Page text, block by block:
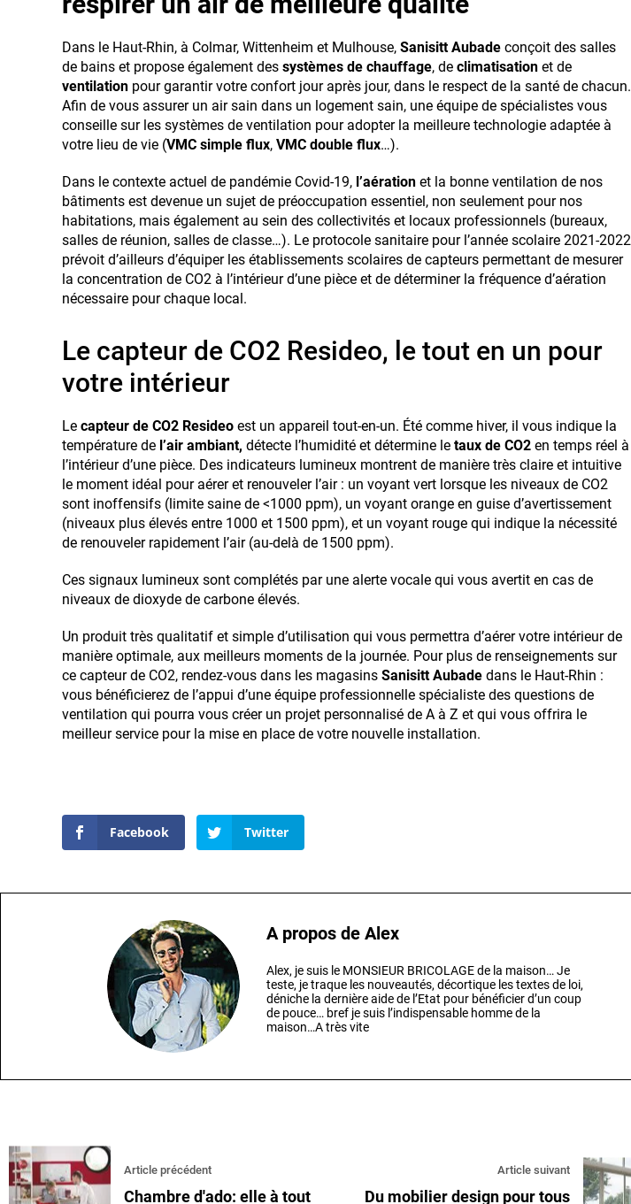
Dans le Haut-Rhin, à Colmar, Wittenheim et Mulhouse, Sanisitt Aubade conçoit des salles
de bains et propose également des systèmes de chauffage, de climatisation et de
ventilation pour garantir votre confort jour après jour, dans le respect de la santé de chacun.
Afin de vous assurer un air sain dans un logement sain, une équipe de spécialistes vous
conseille sur les systèmes de ventilation pour adopter la meilleure technologie adaptée à
votre lieu de vie (VMC simple flux, VMC double flux…).
Dans le contexte actuel de pandémie Covid-19, l’aération et la bonne ventilation de nos
bâtiments est devenue un sujet de préoccupation essentiel, non seulement pour nos
habitations, mais également au sein des collectivités et locaux professionnels (bureaux,
salles de réunion, salles de classe…). Le protocole sanitaire pour l’année scolaire 2021-2022
prévoit d’ailleurs d’équiper les établissements scolaires de capteurs permettant de mesurer
la concentration de CO2 à l’intérieur d’une pièce et de déterminer la fréquence d’aération
nécessaire pour chaque local.
Le capteur de CO2 Resideo, le tout en un pour
votre intérieur
Le capteur de CO2 Resideo est un appareil tout-en-un. Été comme hiver, il vous indique la
température de l’air ambiant, détecte l’humidité et détermine le taux de CO2 en temps réel à
l’intérieur d’une pièce. Des indicateurs lumineux montrent de manière très claire et intuitive
le moment idéal pour aérer et renouveler l’air : un voyant vert lorsque les niveaux de CO2
sont inoffensifs (limite saine de <1000 ppm), un voyant orange en guise d’avertissement
(niveaux plus élevés entre 1000 et 1500 ppm), et un voyant rouge qui indique la nécessité
de renouveler rapidement l’air (au-delà de 1500 ppm).
Ces signaux lumineux sont complétés par une alerte vocale qui vous avertit en cas de
niveaux de dioxyde de carbone élevés.
Un produit très qualitatif et simple d’utilisation qui vous permettra d’aérer votre intérieur de
manière optimale, aux meilleurs moments de la journée. Pour plus de renseignements sur
ce capteur de CO2, rendez-vous dans les magasins Sanisitt Aubade dans le Haut-Rhin :
vous bénéficierez de l’appui d’une équipe professionnelle spécialiste des questions de
ventilation qui pourra vous créer un projet personnalisé de A à Z et qui vous offrira le
meilleur service pour la mise en place de votre nouvelle installation.
Facebook Twitter
A propos deAlex
Alex, je suis le MONSIEUR BRICOLAGE de la maison… Je
teste, je traque les nouveautés, décortique les textes de loi,
déniche la dernière aide de l’Etat pour bénéficier d’un coup
de pouce… bref je suis l’indispensable homme de la
maison…A très vite
Article précédent
Chambre d'ado: elle à tout
Article suivant
Du mobilier design pour tous